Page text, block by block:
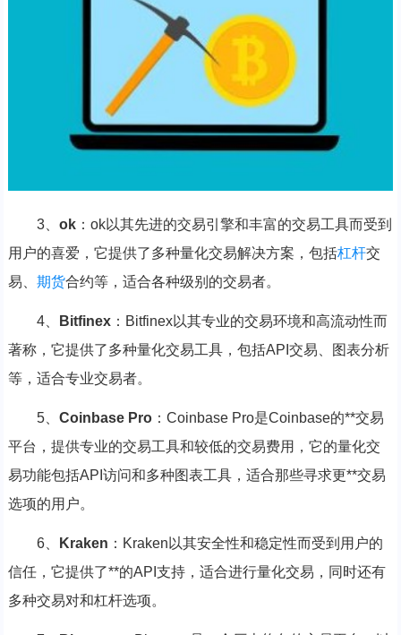
3、 ok：ok以其先进的交易引擎和丰富的交易工具而受到
用户的喜爱，它提供了多种量化交易解决方案，包括杠杆交
易、 期货合约等，适合各种级别的交易者。
4、 Bitfinex：Bitfinex以其专业的交易环境和高流动性而
著称，它提供了多种量化交易工具，包括API交易、图表分析
等，适合专业交易者。
5、 Coinbase Pro：Coinbase Pro是Coinbase的**交易
平台，提供专业的交易工具和较低的交易费用，它的量化交
易功能包括API访问和多种图表工具，适合那些寻求更**交易
选项的用户。
6、 Kraken ：Kraken以其安全性和稳定性而受到用户的
信任，它提供了**的API支持，适合进行量化交易，同时还有
多种交易对和杠杆选项。